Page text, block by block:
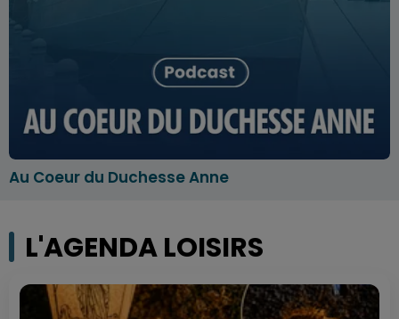
Au Coeur du Duchesse Anne
L'AGENDA LOISIRS